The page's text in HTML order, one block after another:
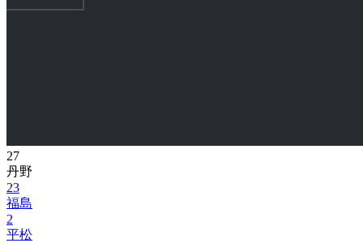
27
丹野
23
福島
2
平松